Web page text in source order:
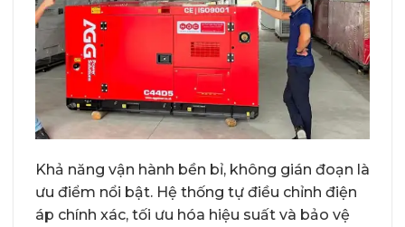
Khả năng vận hành bền bỉ, không gián đoạn là
ưu điểm nổi bật. Hệ thống tự điều chỉnh điện
áp chính xác, tối ưu hóa hiệu suất và bảo vệ